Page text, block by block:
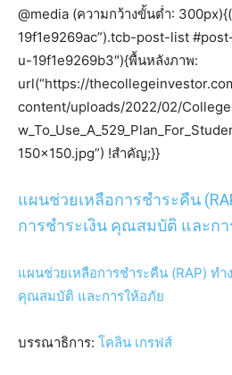
@media (ความกว้างขั้นต่ำ:
19f1e9269ac”).tcb-post-list
u-19f1e9269b3″){พื้นหลังภาพ:
url(“https://
content/uploads/2022/02/
150×150.jpg”) !สำคัญ;}}
แผนช่วยเหลือการชำระคืน
การชำระเงิน คุณสมบัติ และก
แผนช่วยเหลือการชำระคืน (RAP) ทำ
คุณสมบัติ และการให้อภัย
บรรณาธิการ: โคลิน เกรฟส์